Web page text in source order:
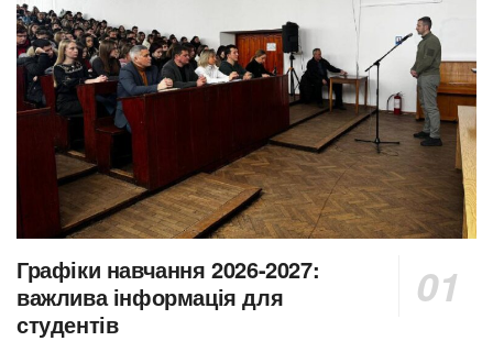
Графіки навчання 2026-2027:
важлива інформація для
студентів